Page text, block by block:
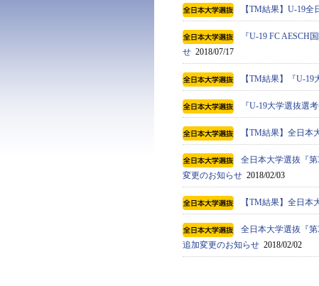
【TM結果】U-19
『U-19 FC
せ 2018/07/17
【TM結果】『U-
『U-19大学選抜選
【TM結果】全日本
全日本大学選抜『
変更のお知らせ 2018/02/03
【TM結果】全日本
全日本大学選抜『
追加変更のお知らせ 2018/02/02